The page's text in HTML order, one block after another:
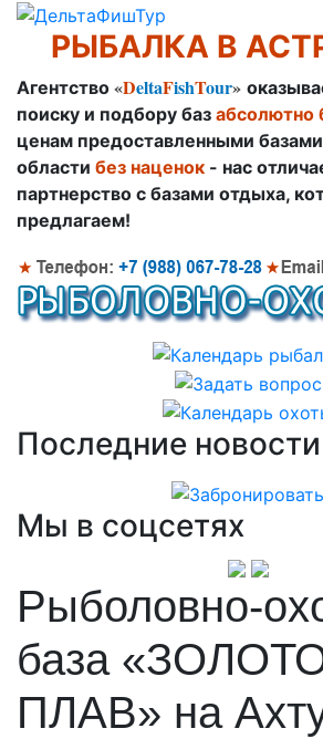
РЫБАЛКА В
Агентство «DeltaFishTour»
поиску и подбору баз абсолютно
ценам предоставленными
области без наценок - нас
партнерство с базами отдыха,
предлагаем!
Последние новости
Мы в соцсетях
Рыболовно-
база
ПЛАВ» на